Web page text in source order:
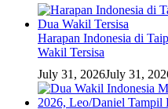
Harapan Indonesia di
Wakil Tersisa
July 31, 2026July 31,